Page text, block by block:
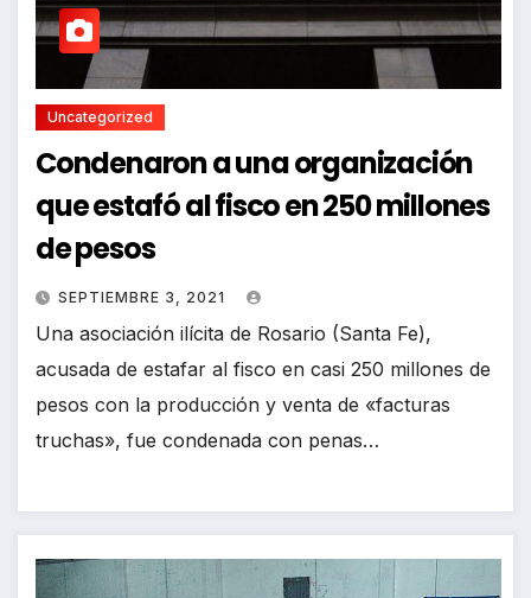
Uncategorized
Condenaron a una organización
que estafó al fisco en 250 millones
de pesos
SEPTIEMBRE 3, 2021
Una asociación ilícita de Rosario (Santa Fe),
acusada de estafar al fisco en casi 250 millones de
pesos con la producción y venta de «facturas
truchas», fue condenada con penas…